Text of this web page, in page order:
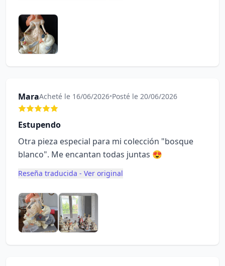
MaraAcheté le 16/06/2026•Posté le 20/06/2026
Estupendo
Otra pieza especial para mi colección "bosque
blanco". Me encantan todas juntas 😍
Reseña traducida - Ver original